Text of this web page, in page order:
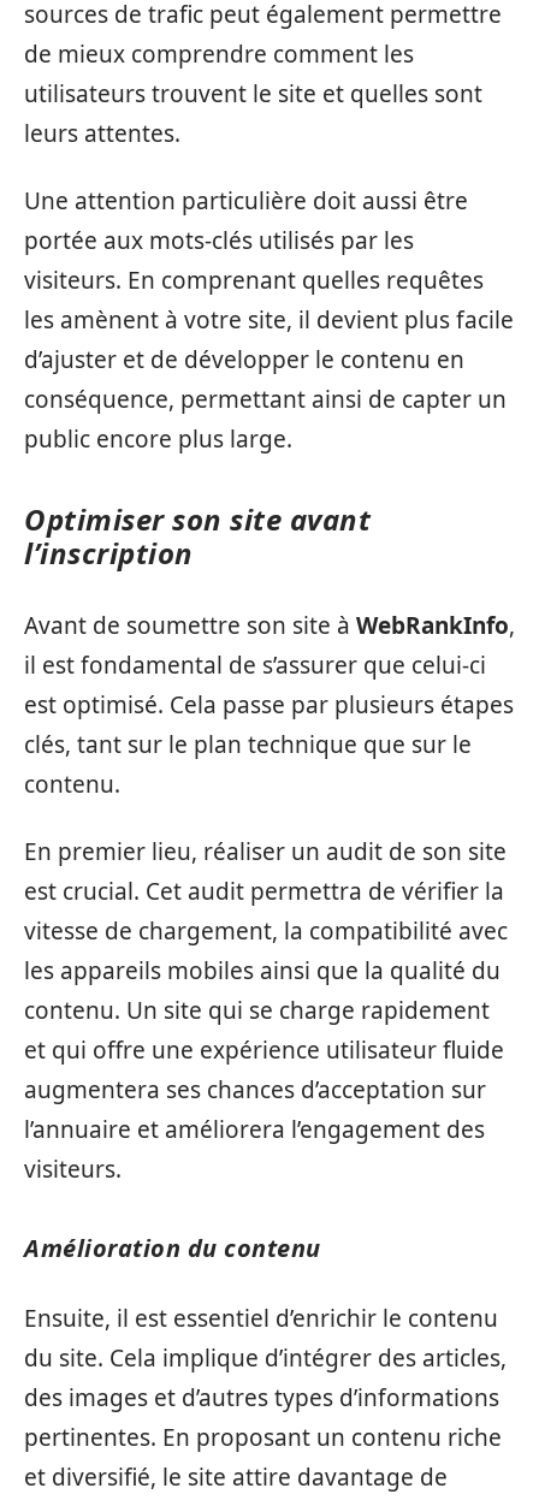
sources de trafic peut également permettre
de mieux comprendre comment les
utilisateurs trouvent le site et quelles sont
leurs attentes.
Une attention particulière doit aussi être
portée aux mots-clés utilisés par les
visiteurs. En comprenant quelles requêtes
les amènent à votre site, il devient plus facile
d’ajuster et de développer le contenu en
conséquence, permettant ainsi de capter un
public encore plus large.
Optimiser son site avant
l’inscription
Avant de soumettre son site à WebRankInfo,
il est fondamental de s’assurer que celui-ci
est optimisé. Cela passe par plusieurs étapes
clés, tant sur le plan technique que sur le
contenu.
En premier lieu, réaliser un audit de son site
est crucial. Cet audit permettra de vérifier la
vitesse de chargement, la compatibilité avec
les appareils mobiles ainsi que la qualité du
contenu. Un site qui se charge rapidement
et qui offre une expérience utilisateur fluide
augmentera ses chances d’acceptation sur
l’annuaire et améliorera l’engagement des
visiteurs.
Amélioration du contenu
Ensuite, il est essentiel d’enrichir le contenu
du site. Cela implique d’intégrer des articles,
des images et d’autres types d’informations
pertinentes. En proposant un contenu riche
et diversifié, le site attire davantage de